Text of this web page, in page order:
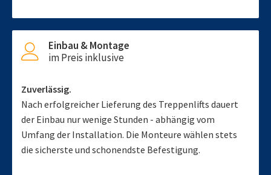
Einbau & Montage
im Preis inklusive
Zuverlässig.
Nach erfolgreicher Lieferung des Treppenlifts dauert
der Einbau nur wenige Stunden - abhängig vom
Umfang der Installation. Die Monteure wählen stets
die sicherste und schonendste Befestigung.